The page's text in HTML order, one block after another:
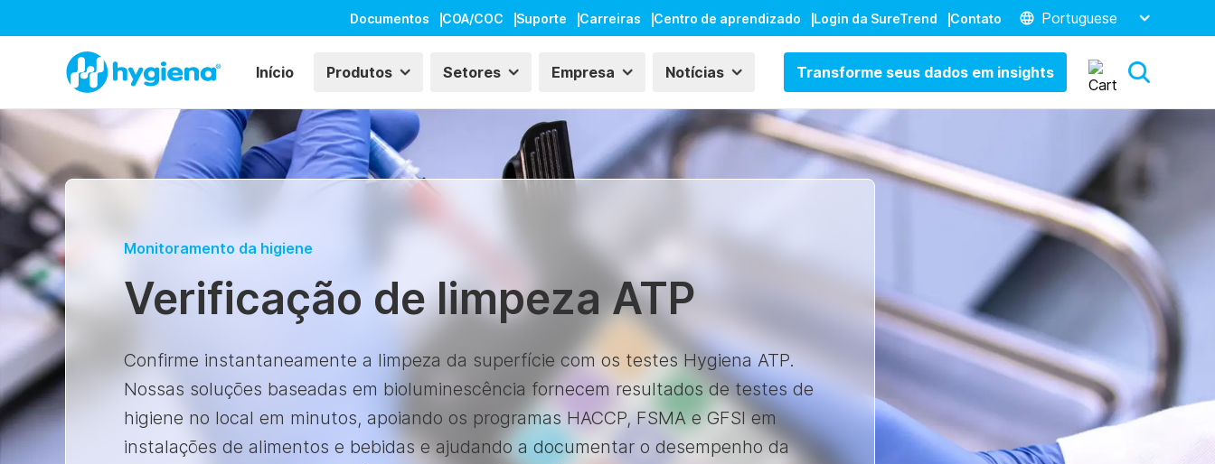
Documentos COA/COC Suporte Carreiras Centro de aprendizado Login da SureTrend Contato Portuguese
Início Produtos Setores Empresa Notícias Transforme seus dados em insights
Monitoramento da higiene
Verificação de limpeza ATP
Confirme instantaneamente a limpeza da superfície com os testes Hygiena ATP.
Nossas soluções baseadas em bioluminescência fornecem resultados de testes de
higiene no local em minutos, apoiando os programas HACCP, FSMA e GFSI em
instalações de alimentos e bebidas e ajudando a documentar o desempenho da